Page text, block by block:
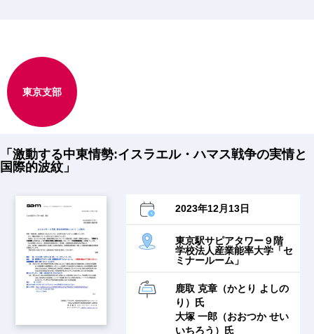
東京支部
「激動する中東情勢:イスラエル・ハマス戦争の実情と
国際的波紋」
2023年12月13日
東京駅サピアタワー９階
学校法人産業能率大学「セ
ミナールーム」
鹿取 克章（かとり よしの
り）氏
大塚 一郎（おおつか せい
いちろう）氏